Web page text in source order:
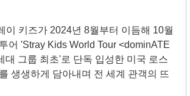
이 키즈가 2024년 8월부터 이듬해 10월
어 'Stray Kids World Tour <dominATE
그룹 최초'로 단독 입성한 미국 로스
생생하게 담아내며 전 세계 관객의 뜨